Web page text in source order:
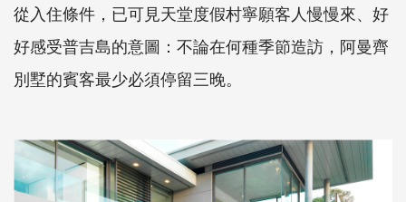
從入住條件，已可見天堂度假村寧願客人慢慢來、好
好感受普吉島的意圖：不論在何種季節造訪，阿曼齊
別墅的賓客最少必須停留三晚。